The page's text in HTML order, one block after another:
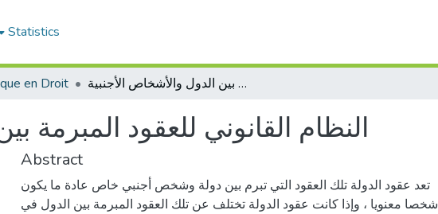
Statistics
en Droit النظام القانوني للعقود المبرمة بين الدول والأشخاص الأجنبية
النظام القانوني للعقود المبرمة
Abstract
تعد عقود الدولة تلك العقود التي تبرم بين دولة وشخص أجنبي خاص عادة ما يكون
شخصا معنويا ، وإذا كانت عقود الدولة تختلف عن تلك العقود المبرمة بين الدول في